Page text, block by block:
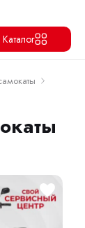
Каталог
корзину